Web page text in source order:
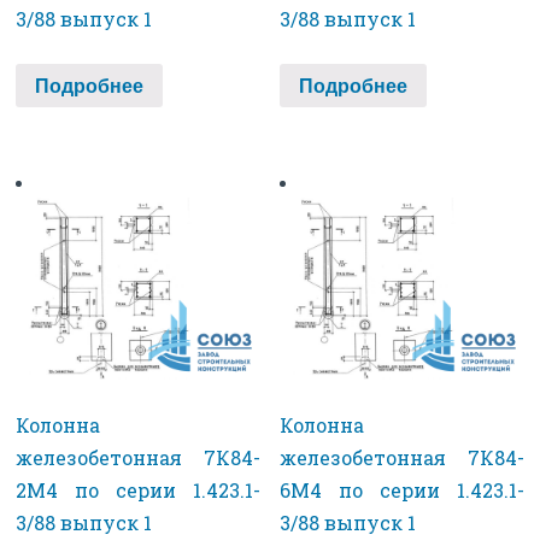
3/88 выпуск 1
Подробнее
3/88 выпуск 1
Подробнее
Колонна
железобетонная 7К84-
2М4 по серии 1.423.1-
3/88 выпуск 1
Колонна
железобетонная 7К84-
6М4 по серии 1.423.1-
3/88 выпуск 1